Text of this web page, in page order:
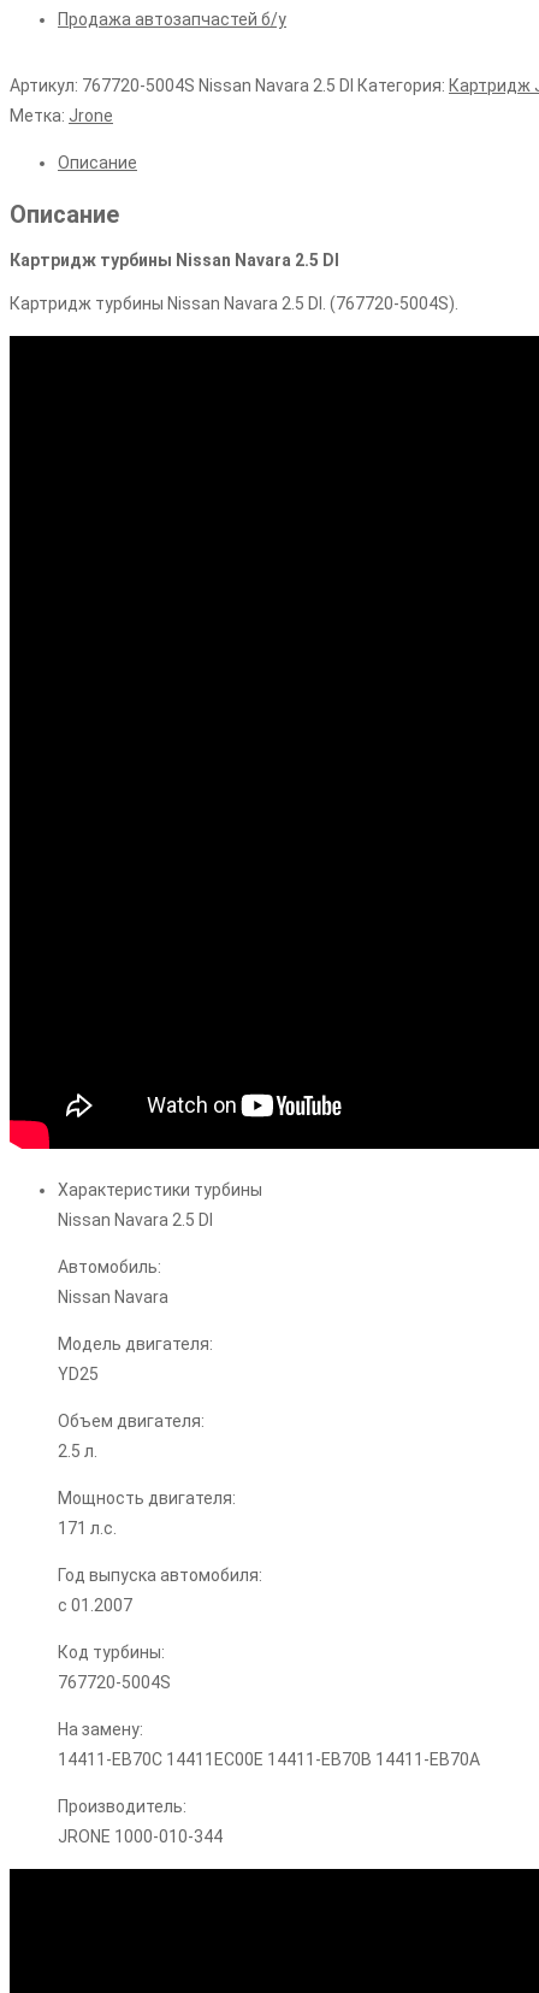
Продажа автозапчастей б/у
Артикул: 767720-5004S Nissan Navara 2.5 DI Категория: Картридж
Метка: Jrone
Описание
Описание
Картридж турбины Nissan Navara 2.5 DI
Картридж турбины Nissan Navara 2.5 DI. (767720-5004S).
Характеристики турбины
Nissan Navara 2.5 DI
Автомобиль:
Nissan Navara
Модель двигателя:
YD25
Объем двигателя:
2.5 л.
Мощность двигателя:
171 л.с.
Год выпуска автомобиля:
с 01.2007
Код турбины:
767720-5004S
На замену:
14411-EB70C 14411EC00E 14411-EB70B 14411-EB70A
Производитель:
JRONE 1000-010-344